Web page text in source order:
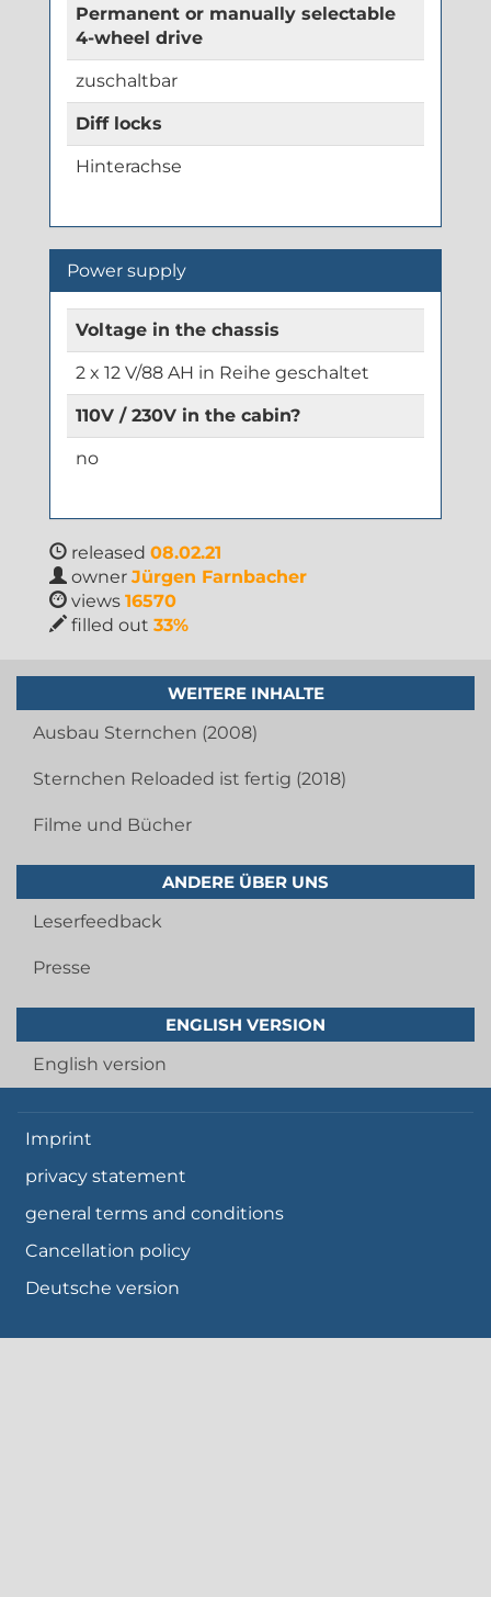
Permanent or manually selectable
4-wheel drive
zuschaltbar
Diff locks
Hinterachse
Power supply
Voltage in the chassis
2 x 12 V/88 AH in Reihe geschaltet
110V / 230V in the cabin?
no
released 08.02.21
owner Jürgen Farnbacher
views 16570
filled out 33%
WEITERE INHALTE
Ausbau Sternchen (2008)
Sternchen Reloaded ist fertig (2018)
Filme und Bücher
ANDERE ÜBER UNS
Leserfeedback
Presse
ENGLISH VERSION
English version
Imprint
privacy statement
general terms and conditions
Cancellation policy
Deutsche version